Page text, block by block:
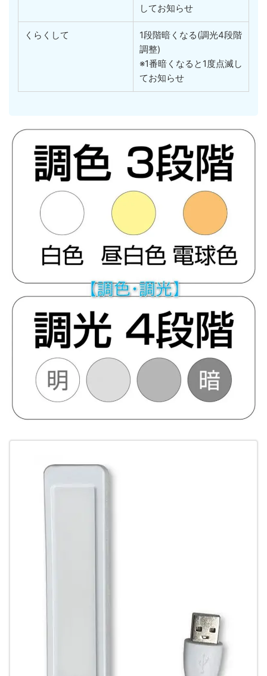
してお知らせ
くらくして
1段階暗くなる(調光4段階
調整)
※1番暗くなると1度点滅し
てお知らせ